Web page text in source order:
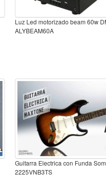
Luz Led motorizado beam 60w
ALYBEAM60A
Guitarra Electrica con Funda
2225VNB3TS